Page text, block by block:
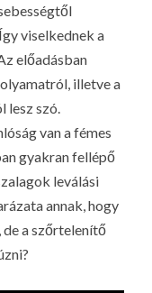
viselkednek a
előadásban
illetve a
szó.
van a fémes
gyakran fellépő
leválási
annak, hogy
de a szőrtelenítő